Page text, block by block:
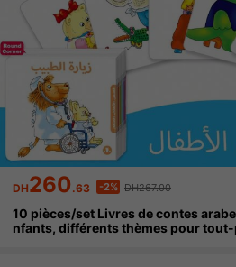
DH260.63 -2% DH267.00
10 pièces/set Livres de contes
nfants, différents thèmes pour